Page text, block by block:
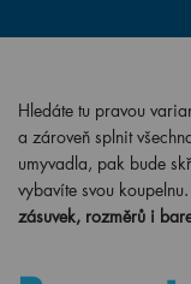
Hledáte tu pravou
a zároveň splnit
umyvadla, pak bude
vybavíte svou koupelnu.
zásuvek, rozměrů i